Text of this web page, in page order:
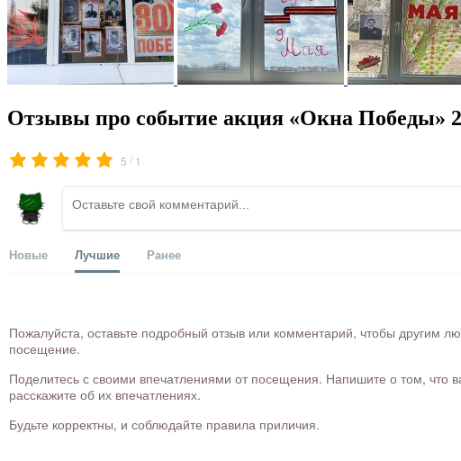
Отзывы про событие акция «Окна Победы»
5 / 1
Новые Лучшие Ранее
Пожалуйста, оставьте подробный отзыв или комментарий, чтобы другим
посещение.
Поделитесь с своими впечатлениями от посещения. Напишите о том, что
расскажите об их впечатлениях.
Будьте корректны, и соблюдайте правила приличия.